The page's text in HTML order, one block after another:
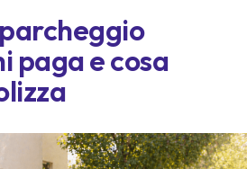
paga e cosa